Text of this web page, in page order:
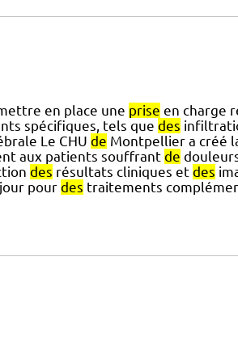
en place une prise en charge
spécifiques, tels que des
Le CHU de Montpellier a créé
aux patients souffrant de
des résultats cliniques et des
jour pour des traitements